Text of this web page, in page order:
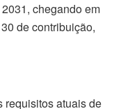
chegando em
de contribuição,
requisitos atuais de